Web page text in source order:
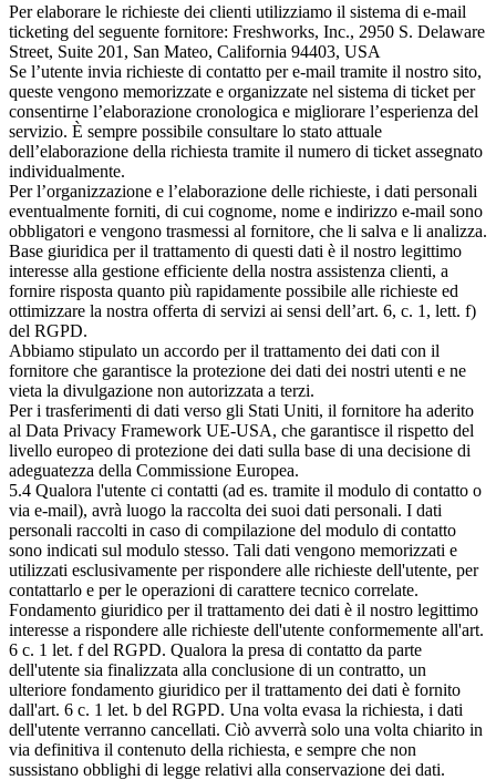
Per elaborare le richieste dei clienti utilizziamo il sistema di e-mail
ticketing del seguente fornitore: Freshworks, Inc., 2950 S. Delaware
Street, Suite 201, San Mateo, California 94403, USA
Se l’utente invia richieste di contatto per e-mail tramite il nostro sito,
queste vengono memorizzate e organizzate nel sistema di ticket per
consentirne l’elaborazione cronologica e migliorare l’esperienza del
servizio. È sempre possibile consultare lo stato attuale
dell’elaborazione della richiesta tramite il numero di ticket assegnato
individualmente.
Per l’organizzazione e l’elaborazione delle richieste, i dati personali
eventualmente forniti, di cui cognome, nome e indirizzo e-mail sono
obbligatori e vengono trasmessi al fornitore, che li salva e li analizza.
Base giuridica per il trattamento di questi dati è il nostro legittimo
interesse alla gestione efficiente della nostra assistenza clienti, a
fornire risposta quanto più rapidamente possibile alle richieste ed
ottimizzare la nostra offerta di servizi ai sensi dell’art. 6, c. 1, lett. f)
del RGPD.
Abbiamo stipulato un accordo per il trattamento dei dati con il
fornitore che garantisce la protezione dei dati dei nostri utenti e ne
vieta la divulgazione non autorizzata a terzi.
Per i trasferimenti di dati verso gli Stati Uniti, il fornitore ha aderito
al Data Privacy Framework UE-USA, che garantisce il rispetto del
livello europeo di protezione dei dati sulla base di una decisione di
adeguatezza della Commissione Europea.
5.4 Qualora l'utente ci contatti (ad es. tramite il modulo di contatto o
via e-mail), avrà luogo la raccolta dei suoi dati personali. I dati
personali raccolti in caso di compilazione del modulo di contatto
sono indicati sul modulo stesso. Tali dati vengono memorizzati e
utilizzati esclusivamente per rispondere alle richieste dell'utente, per
contattarlo e per le operazioni di carattere tecnico correlate.
Fondamento giuridico per il trattamento dei dati è il nostro legittimo
interesse a rispondere alle richieste dell'utente conformemente all'art.
6 c. 1 let. f del RGPD. Qualora la presa di contatto da parte
dell'utente sia finalizzata alla conclusione di un contratto, un
ulteriore fondamento giuridico per il trattamento dei dati è fornito
dall'art. 6 c. 1 let. b del RGPD. Una volta evasa la richiesta, i dati
dell'utente verranno cancellati. Ciò avverrà solo una volta chiarito in
via definitiva il contenuto della richiesta, e sempre che non
sussistano obblighi di legge relativi alla conservazione dei dati.